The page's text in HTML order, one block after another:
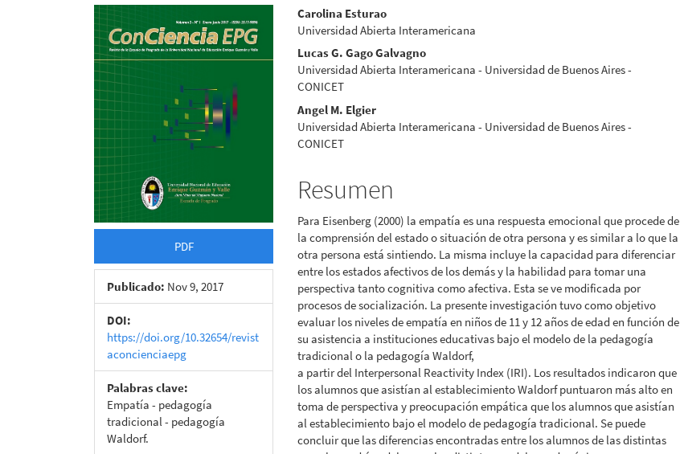
Barra
lateral
del
artículo
PDF
Publicado: Nov 9, 2017
DOI:
https://doi.org/10.32654/revist
aconcienciaepg
Palabras clave:
Empatía - pedagogía
tradicional - pedagogía
Waldorf.
Contenido
principal
del
artículo
Carolina Esturao
Universidad Abierta Interamericana
Lucas G. Gago Galvagno
Universidad Abierta Interamericana - Universidad de Buenos Aires -
CONICET
Angel M. Elgier
Universidad Abierta Interamericana - Universidad de Buenos Aires -
CONICET
Resumen
Para Eisenberg (2000) la empatía es una respuesta emocional que procede de
la comprensión del estado o situación de otra persona y es similar a lo que la
otra persona está sintiendo. La misma incluye la capacidad para diferenciar
entre los estados afectivos de los demás y la habilidad para tomar una
perspectiva tanto cognitiva como afectiva. Esta se ve modificada por
procesos de socialización. La presente investigación tuvo como objetivo
evaluar los niveles de empatía en niños de 11 y 12 años de edad en función de
su asistencia a instituciones educativas bajo el modelo de la pedagogía
tradicional o la pedagogía Waldorf,
a partir del Interpersonal Reactivity Index (IRI). Los resultados indicaron que
los alumnos que asistían al establecimiento Waldorf puntuaron más alto en
toma de perspectiva y preocupación empática que los alumnos que asistían
al establecimiento bajo el modelo de pedagogía tradicional. Se puede
concluir que las diferencias encontradas entre los alumnos de las distintas